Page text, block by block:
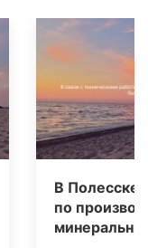
В Полесске
по